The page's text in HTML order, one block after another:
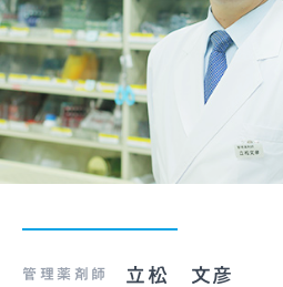
管理薬剤師 立松 文彦